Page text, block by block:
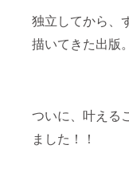
独立してから、
描いてきた出版。
ついに、叶える
ました！！